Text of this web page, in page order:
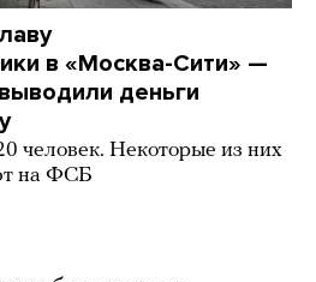
в «Москва-Сити» —
деньги
человек. Некоторые из них
на ФСБ